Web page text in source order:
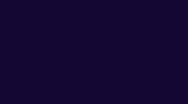
business await you to enjoy. With
key you can be sure to get the
of getting food delivered right to
Uber Eats 30 USD gift card price,